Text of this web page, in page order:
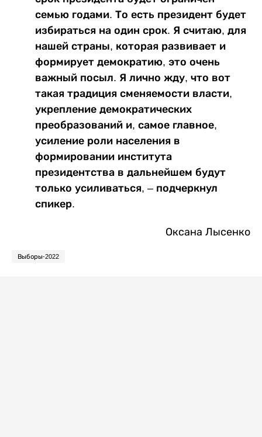
семью годами. То есть президент будет
избираться на один срок. Я считаю, для
нашей страны, которая развивает и
формирует демократию, это очень
важный посыл. Я лично жду, что вот
такая традиция сменяемости власти,
укрепление демократических
преобразований и, самое главное,
усиление роли населения в
формировании института
президентства в дальнейшем будут
только усиливаться, – подчеркнул
спикер.
Оксана Лысенко
Выборы-2022